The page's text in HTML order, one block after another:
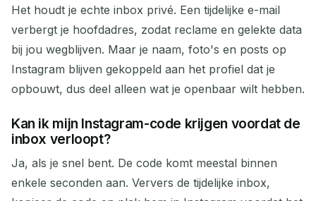
Het houdt je echte inbox privé. Een tijdelijke e-mail
verbergt je hoofdadres, zodat reclame en gelekte data
bij jou wegblijven. Maar je naam, foto's en posts op
Instagram blijven gekoppeld aan het profiel dat je
opbouwt, dus deel alleen wat je openbaar wilt hebben.
Kan ik mijn Instagram-code krijgen voordat de
inbox verloopt?
Ja, als je snel bent. De code komt meestal binnen
enkele seconden aan. Ververs de tijdelijke inbox,